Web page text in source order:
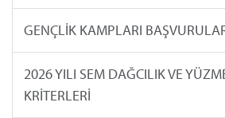
GENÇLİK KAMPLARI
2026 YILI SEM DAĞCILIK VE
KRİTERLERİ